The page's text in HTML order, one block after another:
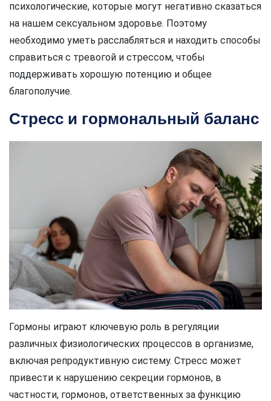
психологические, которые могут негативно сказаться
на нашем сексуальном здоровье. Поэтому
необходимо уметь расслабляться и находить способы
справиться с тревогой и стрессом, чтобы
поддерживать хорошую потенцию и общее
благополучие.
Стресс и гормональный баланс
Гормоны играют ключевую роль в регуляции
различных физиологических процессов в организме,
включая репродуктивную систему. Стресс может
привести к нарушению секреции гормонов, в
частности, гормонов, ответственных за функцию